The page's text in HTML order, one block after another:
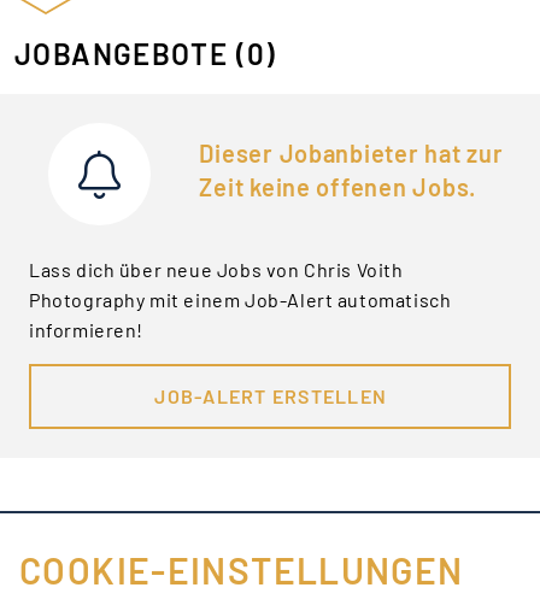
JOBANGEBOTE (0)
Dieser Jobanbieter hat zur
Zeit keine offenen Jobs.
Lass dich über neue Jobs von Chris Voith
Photography mit einem Job-Alert automatisch
informieren!
JOB-ALERT ERSTELLEN
FÜR JOBANBIETER
COOKIE-EINSTELLUNGEN